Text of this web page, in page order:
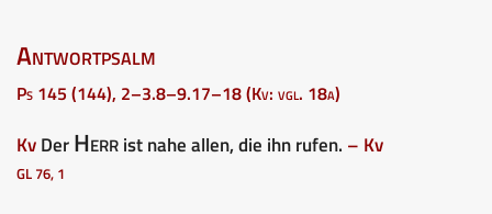
Antwortpsalm
Ps 145 (144), 2–3.8–9.17–18 (Kv: vgl. 18a)
KvDerHerrist nahe allen, die ihn rufen. – Kv
GL 76, 1